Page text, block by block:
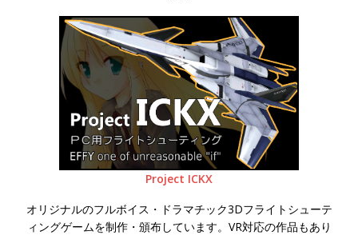
Project ICKX
オリジナルのフルボイス・ドラマチック3Dフライトシューテ
ィングゲームを制作・頒布しています。VR対応の作品もあり